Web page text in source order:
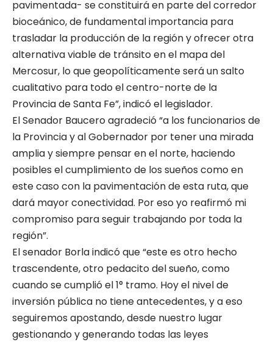
pavimentada- se constituirá en parte del corredor
bioceánico, de fundamental importancia para
trasladar la producción de la región y ofrecer otra
alternativa viable de tránsito en el mapa del
Mercosur, lo que geopolíticamente será un salto
cualitativo para todo el centro-norte de la
Provincia de Santa Fe”, indicó el legislador.
El Senador Baucero agradeció “a los funcionarios de
la Provincia y al Gobernador por tener una mirada
amplia y siempre pensar en el norte, haciendo
posibles el cumplimiento de los sueños como en
este caso con la pavimentación de esta ruta, que
dará mayor conectividad. Por eso yo reafirmó mi
compromiso para seguir trabajando por toda la
región”.
El senador Borla indicó que “este es otro hecho
trascendente, otro pedacito del sueño, como
cuando se cumplió el 1° tramo. Hoy el nivel de
inversión pública no tiene antecedentes, y a eso
seguiremos apostando, desde nuestro lugar
gestionando y generando todas las leyes